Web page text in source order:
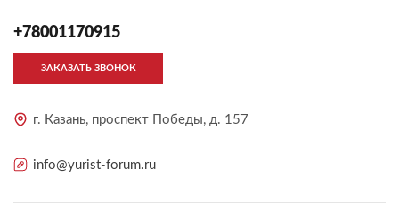
+78001170915
ЗАКАЗАТЬ ЗВОНОК
г. Казань, проспект Победы, д. 157
info@yurist-forum.ru